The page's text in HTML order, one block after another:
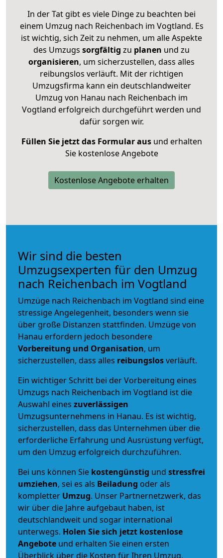
In der Tat gibt es viele Dinge zu beachten bei
einem Umzug nach Reichenbach im Vogtland. Es
ist wichtig, sich Zeit zu nehmen, um alle Aspekte
des Umzugs sorgfältig zu planen und zu
organisieren, um sicherzustellen, dass alles
reibungslos verläuft. Mit der richtigen
Umzugsfirma kann ein deutschlandweiter
Umzug von Hanau nach Reichenbach im
Vogtland erfolgreich durchgeführt werden und
dafür sorgen wir.
Füllen Sie jetzt das Formular ausund erhalten
Sie kostenlose Angebote
Kostenlose Angebote erhalten
Wir sind die besten
Umzugsexperten für den Umzug
nach Reichenbach im Vogtland
Umzüge nach Reichenbach im Vogtland sind eine
stressige Angelegenheit, besonders wenn sie
über große Distanzen stattfinden. Umzüge von
Hanau erfordern jedoch besondere
Vorbereitung und Organisation, um
sicherzustellen, dass alles reibungslosverläuft.
Ein wichtiger Schritt bei der Vorbereitung eines
Umzugs nach Reichenbach im Vogtland ist die
Auswahl eines zuverlässigen
Umzugsunternehmens in Hanau. Es ist wichtig,
sicherzustellen, dass das Unternehmen über die
erforderliche Erfahrung und Ausrüstung verfügt,
um den Umzug erfolgreich durchzuführen.
Bei uns können Sie kostengünstig und stressfrei
umziehen, sei es als Beiladung oder als
kompletter Umzug. Unser Partnernetzwerk, das
wir über die Jahre aufgebaut haben, ist
deutschlandweit und sogar international
unterwegs. Holen Sie sich jetzt kostenlose
Angebote und erhalten Sie einen ersten
Überblick über die Kosten für Ihren Umzug.